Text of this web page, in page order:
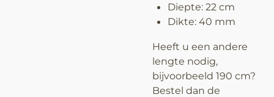
Diepte: 22 cm
Dikte: 40 mm
Heeft u een andere
lengte nodig,
bijvoorbeeld 190 cm?
Bestel dan de